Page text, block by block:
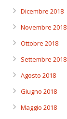
Dicembre 2018
Novembre 2018
Ottobre 2018
Settembre 2018
Agosto 2018
Giugno 2018
Maggio 2018